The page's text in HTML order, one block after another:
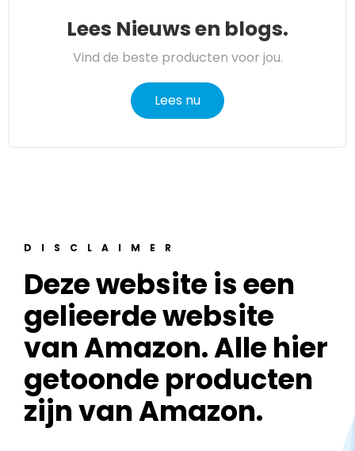
Lees Nieuws en blogs.
Vind de beste producten voor jou.
Lees nu
DISCLAIMER
Deze website is een
gelieerde website
van Amazon. Alle hier
getoonde producten
zijn van Amazon.